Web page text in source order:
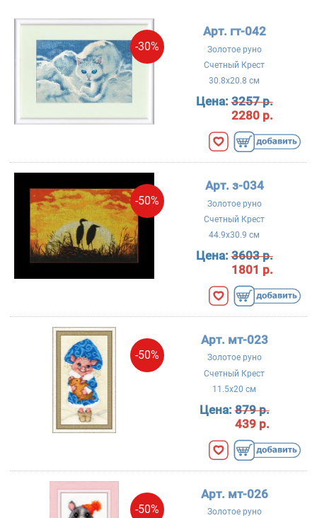
-30%
Арт. гт-042
Золотое руно
Счетный Крест
30.8x20.8 см
Цена:3257 р.
2280 р.
-50%
Арт. з-034
Золотое руно
Счетный Крест
44.9x30.9 см
Цена:3603 р.
1801 р.
-50%
Арт. мт-023
Золотое руно
Счетный Крест
11.5x20 см
Цена:879 р.
439 р.
-50%
Арт. мт-026
Золотое руно